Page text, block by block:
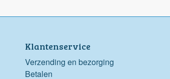
Klantenservice
Verzending en bezorging
Betalen